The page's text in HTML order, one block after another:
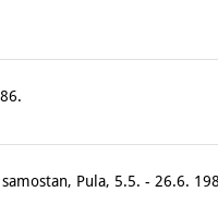
samostan, Pula, 5.5. - 26.6.